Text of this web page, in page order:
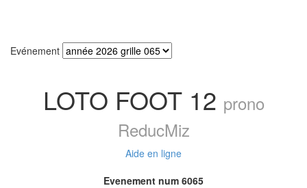
Evénement
LOTO FOOT 12 prono
ReducMiz
Aide en ligne
Evenement num 6065